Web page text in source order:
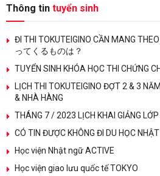
Thông tin tuyển sinh
ĐI THI TOKUTEIGINO CẦN MANG
ってくるものは？
TUYỂN SINH KHÓA HỌC THI CHỨNG
LỊCH THI TOKUTEIGINO ĐỢT 2 & 3
& NHÀ HÀNG
THÁNG 7 / 2023 LỊCH KHAI GIẢNG
CÓ TIN ĐƯỢC KHÔNG ĐI DU HỌC
Học viện Nhật ngữ ACTIVE
Học viện giao lưu quốc tế TOKYO